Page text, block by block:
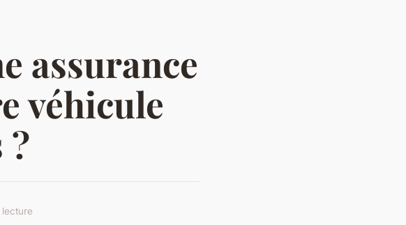
assurance
véhicule
?